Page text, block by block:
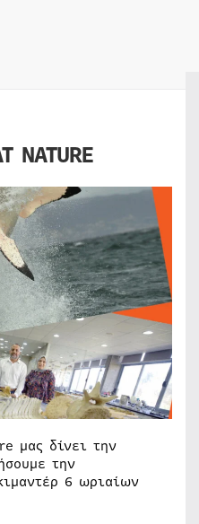
μας δίνει την
την
6 ωριαίων